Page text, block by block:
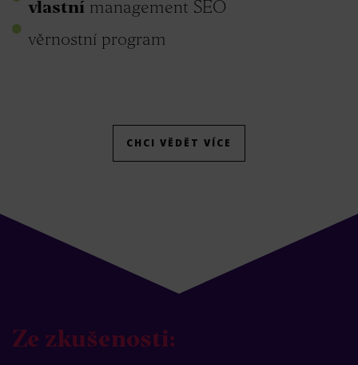
vlastní management SEO
věrnostní program
CHCI VĚDĚT VÍCE
Ze zkušenosti: